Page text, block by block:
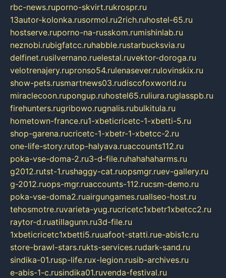
rbc-news.ruporno-skvirt.rukrospr.ru
13autor-kolonka.rusormol.ru2rich.ruhostel-65.ru
hostserve.ruporno-na-russkom.rumishinlab.ru
neznobi.rubigfatcc.ruhabble.rustarbucksvia.ru
delfinet.rusilvernano.ruelestal.ruvektor-doroga.ru
velotrenajery.rupronso54.rulenasever.rulovinskix.ru
show-pets.rusmartnews03.rudiscofoxworld.ru
miraclecoon.rupongup.ruhostel65.ruliura.ruglasspb.ru
firehunters.rugribowo.rugnalis.rubulkitula.ru
hometown-france.ru1-xbeticricetc-1-xbetti-5.ru
shop-garena.rucricetc-1-xbetr-1-xbetcc-2.ru
one-life-story.rutop-halyava.ruaccounts112.ru
poka-vse-doma-2.ru3-d-file.ruhahahaharms.ru
g2012.rutst-1.rushaggy-cat.ruopsmgr.ruev-gallery.ru
g-2012.ruops-mgr.ruaccounts-112.rucsm-demo.ru
poka-vse-doma2.ruairgungames.ruallseo-host.ru
tehosmotre.ruvarieta-yug.rucricetc1xbetr1xbetcc2.ru
raytor-d.ruatillagunn.ru3d-file.ru
1xbeticricetc1xbetti5.ruuafoot-statti.rue-abis1c.ru
store-brawl-stars.rukts-services.rudark-sand.ru
sindika-01.rusp-life.rux-legion.rusib-archives.ru
e-abis-1-c.rusindika01.ruvenda-festival.ru